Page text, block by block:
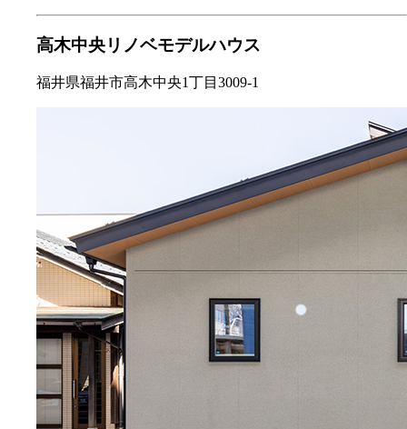
高木中央リノベモデルハウス
福井県福井市高木中央1丁目3009-1